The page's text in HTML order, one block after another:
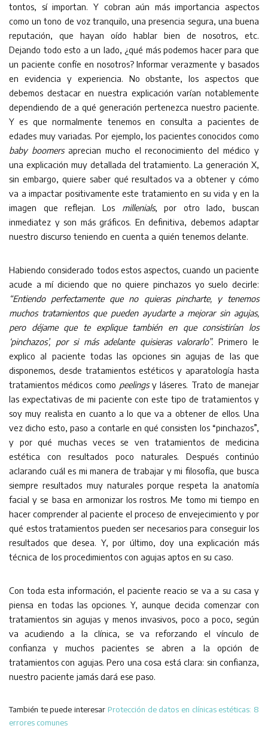
tontos, sí importan. Y cobran aún más importancia aspectos
como un tono de voz tranquilo, una presencia segura, una buena
reputación, que hayan oído hablar bien de nosotros, etc.
Dejando todo esto a un lado, ¿qué más podemos hacer para que
un paciente confíe en nosotros? Informar verazmente y basados
en evidencia y experiencia. No obstante, los aspectos que
debemos destacar en nuestra explicación varían notablemente
dependiendo de a qué generación pertenezca nuestro paciente.
Y es que normalmente tenemos en consulta a pacientes de
edades muy variadas. Por ejemplo, los pacientes conocidos como
baby boomersaprecian mucho el reconocimiento del médico y
una explicación muy detallada del tratamiento. La generación X,
sin embargo, quiere saber qué resultados va a obtener y cómo
va a impactar positivamente este tratamiento en su vida y en la
imagen que reflejan. Los millenials, por otro lado, buscan
inmediatez y son más gráficos. En definitiva, debemos adaptar
nuestro discurso teniendo en cuenta a quién tenemos delante.
Habiendo considerado todos estos aspectos, cuando un paciente
acude a mí diciendo que no quiere pinchazos yo suelo decirle:
“Entiendo perfectamente que no quieras pincharte, y tenemos
muchos tratamientos que pueden ayudarte a mejorar sin agujas,
pero déjame que te explique también en que consistirían los
‘pinchazos’, por si más adelante quisieras valorarlo”. Primero le
explico al paciente todas las opciones sin agujas de las que
disponemos, desde tratamientos estéticos y aparatología hasta
tratamientos médicos como peelingsy láseres. Trato de manejar
las expectativas de mi paciente con este tipo de tratamientos y
soy muy realista en cuanto a lo que va a obtener de ellos. Una
vez dicho esto, paso a contarle en qué consisten los “pinchazos”,
y por qué muchas veces se ven tratamientos de medicina
estética con resultados poco naturales. Después continúo
aclarando cuál es mi manera de trabajar y mi filosofía, que busca
siempre resultados muy naturales porque respeta la anatomía
facial y se basa en armonizar los rostros. Me tomo mi tiempo en
hacer comprender al paciente el proceso de envejecimiento y por
qué estos tratamientos pueden ser necesarios para conseguir los
resultados que desea. Y, por último, doy una explicación más
técnica de los procedimientos con agujas aptos en su caso.
Con toda esta información, el paciente reacio se va a su casa y
piensa en todas las opciones. Y, aunque decida comenzar con
tratamientos sin agujas y menos invasivos, poco a poco, según
va acudiendo a la clínica, se va reforzando el vínculo de
confianza y muchos pacientes se abren a la opción de
tratamientos con agujas. Pero una cosa está clara: sin confianza,
nuestro paciente jamás dará ese paso.
También te puede interesar Protección de datos en clínicas estéticas: 8
errores comunes